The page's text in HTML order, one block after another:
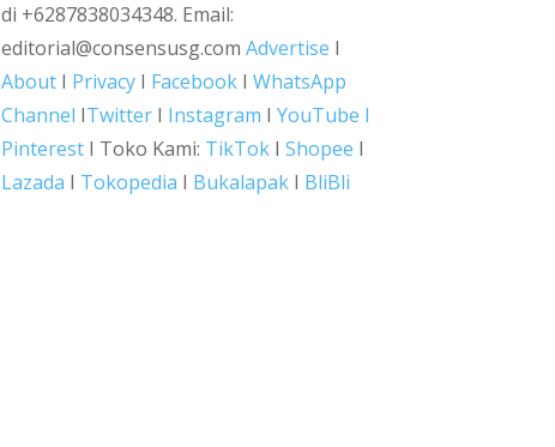
di +6287838034348. Email:
editorial@consensusg.com Advertise I
About I Privacy I Facebook I WhatsApp
Channel ITwitter I Instagram I YouTube I
Pinterest I Toko Kami: TikTok I Shopee I
Lazada I Tokopedia I Bukalapak I BliBli